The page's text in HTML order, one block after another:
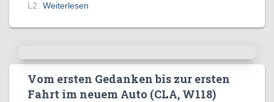
L2.
Weiterlesen
Vom ersten Gedanken bis zur ersten
Fahrt im neuem Auto (CLA, W118)